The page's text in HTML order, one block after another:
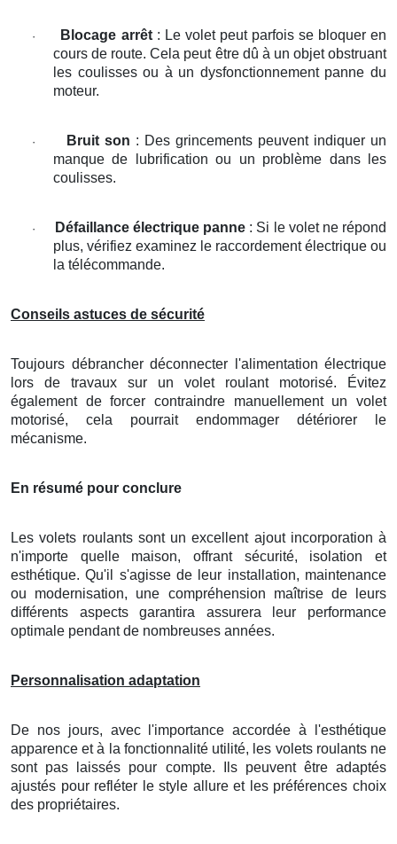
· Blocage arrêt: Le volet peut parfois se bloquer en
cours de route. Cela peut être dû à un objet obstruant
les coulisses ou à un dysfonctionnement panne du
moteur.
· Bruit son : Des grincements peuvent indiquer un
manque de lubrification ou un problème dans les
coulisses.
· Défaillance électrique panne : Si le volet ne répond
plus, vérifiez examinez le raccordement électrique ou
la télécommande.
Conseils astuces de sécurité
Toujours débrancher déconnecter l'alimentation électrique
lors de travaux sur un volet roulant motorisé. Évitez
également de forcer contraindre manuellement un volet
motorisé, cela pourrait endommager détériorer le
mécanisme.
En résumé pour conclure
Les volets roulants sont un excellent ajout incorporation à
n'importe quelle maison, offrant sécurité, isolation et
esthétique. Qu'il s'agisse de leur installation, maintenance
ou modernisation, une compréhension maîtrise de leurs
différents aspects garantira assurera leur performance
optimale pendant de nombreuses années.
Personnalisation adaptation
De nos jours, avec l'importance accordée à l'esthétique
apparence et à la fonctionnalité utilité, les volets roulants ne
sont pas laissés pour compte. Ils peuvent être adaptés
ajustés pour refléter le style allure et les préférences choix
des propriétaires.